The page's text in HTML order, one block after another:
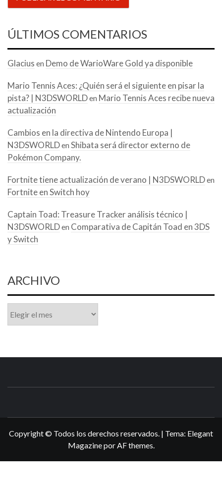
ÚLTIMOS COMENTARIOS
Glacius en Demo de WarioWare Gold ya disponible
Mario Tennis Aces: ¿Quién será el siguiente en pisar la
pista? | N3DSWORLDen Mario Tennis Aces recibe nueva
actualización
Cambios en la directiva de Nintendo Europa |
N3DSWORLDen Shibata será director externo de
Pokémon Company.
Fortnite tiene actualización de verano | N3DSWORLDen
Fortnite en Switch hoy
Captain Toad: Treasure Tracker análisis técnico |
N3DSWORLDen Comparativa de Capitán Toad en 3DS
y Switch
ARCHIVO
Copyright © Todos los derechos reservados. | Tema: Elegant
MagazineporAF themes.